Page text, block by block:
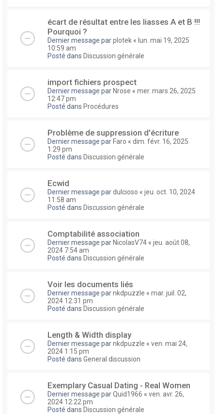
écart de résultat entre les liasses A et B !!!
Pourquoi ?
Dernier message parplotek « lun. mai 19, 2025
10:59 am
Posté dans Discussion générale
import fichiers prospect
Dernier message par Nrose « mer. mars 26, 2025
12:47 pm
Posté dans Procédures
Problème de suppression d'écriture
Dernier message par Faro « dim. févr. 16, 2025
1:29 pm
Posté dans Discussion générale
Ecwid
Dernier message pardulcioso « jeu. oct. 10, 2024
11:58 am
Posté dans Discussion générale
Comptabilité association
Dernier message par NicolasV74 « jeu. août 08,
2024 7:54 am
Posté dans Discussion générale
Voir les documents liés
Dernier message parnkdpuzzle « mar. juil. 02,
2024 12:31 pm
Posté dans Discussion générale
Length & Width display
Dernier message parnkdpuzzle « ven. mai 24,
2024 1:15 pm
Posté dans General discussion
Exemplary Сasual Dating - Real Women
Dernier message parQuid1966 « ven. avr. 26,
2024 12:22 pm
Posté dans Discussion générale